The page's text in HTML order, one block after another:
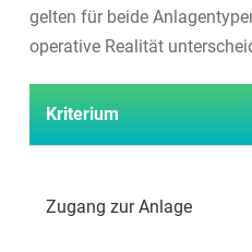
gelten für beide
operative Realität
Kriterium
Zugang zur Anlage